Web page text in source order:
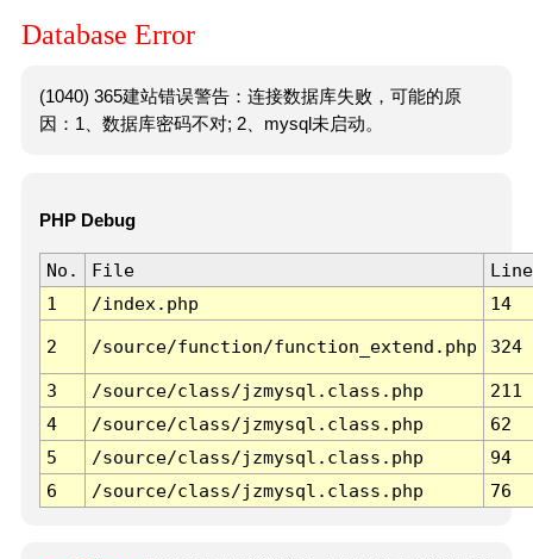
Database Error
(1040) 365建站错误警告：连接数据库失败，可能的原
因：1、数据库密码不对; 2、mysql未启动。
PHP Debug
No. File
Line
1
/index.php 14
2 /source/function/function_extend.php 324
3 /source/class/jzmysql.class.php
211
4
/source/class/jzmysql.class.php
62
5
/source/class/jzmysql.class.php
94
6
/source/class/jzmysql.class.php 76